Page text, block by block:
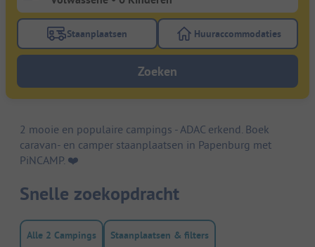
Gebruik de filterknop staanplaatsen om te zoeken
Staanplaatsen Gebruik de
Huuraccommodaties
Zoeken
2 mooie en populaire campings - ADAC erkend. Boek
caravan- en camper staanplaatsen in Papenburg met
PiNCAMP. ❤️️
Snelle zoekopdracht
Alle 2 Campings Staanplaatsen & filters